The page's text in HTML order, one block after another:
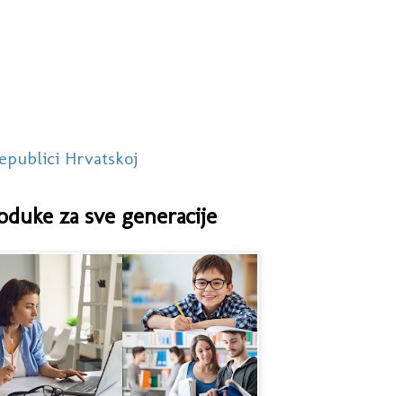
Hrvatskoj
za sve generacije